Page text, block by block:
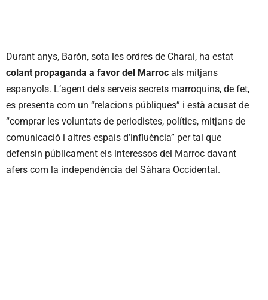
Durant anys, Barón, sota les ordres de Charai, ha estat
colant propaganda a favor del Marroc als mitjans
espanyols. L’agent dels serveis secrets marroquins, de fet,
es presenta com un “relacions públiques” i està acusat de
“comprar les voluntats de periodistes, polítics, mitjans de
comunicació i altres espais d’influència” per tal que
defensin públicament els interessos del Marroc davant
afers com la independència del Sàhara Occidental.